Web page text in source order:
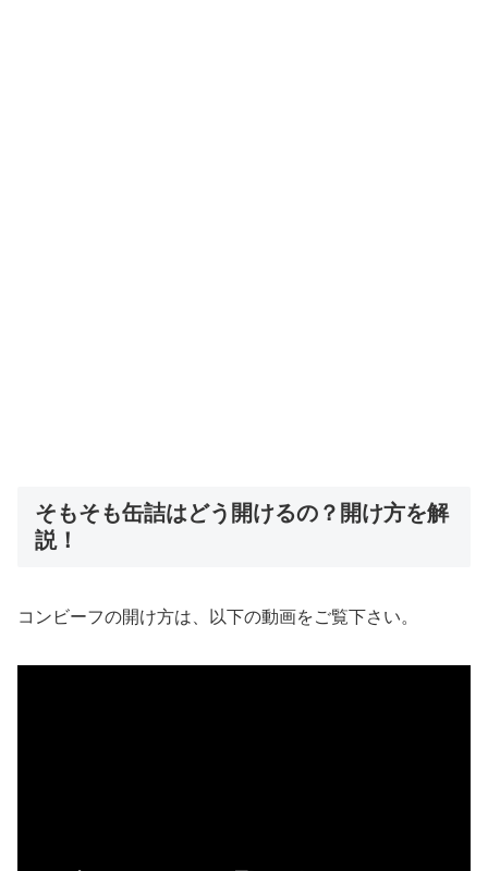
そもそも缶詰はどう開けるの？開け方を解
説！
コンビーフの開け方は、以下の動画をご覧下さい。